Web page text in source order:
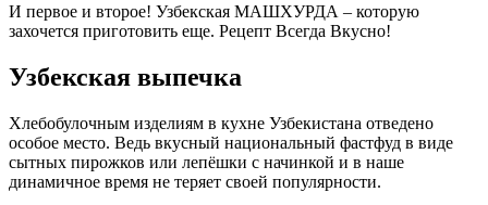
И первое и второе! Узбекская МАШХУРДА – которую
захочется приготовить еще. Рецепт Всегда Вкусно!
Узбекская выпечка
Хлебобулочным изделиям в кухне Узбекистана отведено
особое место. Ведь вкусный национальный фастфуд в виде
сытных пирожков или лепёшки с начинкой и в наше
динамичное время не теряет своей популярности.